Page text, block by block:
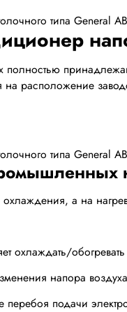
расположение
а на
охлаждать/
напора
перебоя подачи